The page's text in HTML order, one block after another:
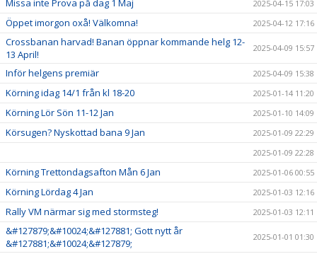
2025-04-15 17:03
Öppet imorgon oxå! Välkomna! 2025-04-12 17:16
Crossbanan harvad! Banan öppnar kommande helg 12-
13 April!
2025-04-09 15:57
Inför helgens premiär 2025-04-09 15:38
Körning idag 14/1 från kl 18-20 2025-01-14 11:20
Körning Lör Sön 11-12 Jan 2025-01-10 14:09
Körsugen? Nyskottad bana 9 Jan
2025-01-09 22:29
2025-01-09 22:28
Körning Trettondagsafton Mån 6 Jan 2025-01-06 00:55
Körning Lördag 4 Jan 2025-01-03 12:16
Rally VM närmar sig med stormsteg! 2025-01-03 12:11
&#127879;&#10024;&#127881; Gott nytt år
&#127881;&#10024;&#127879;
2025-01-01 01:30